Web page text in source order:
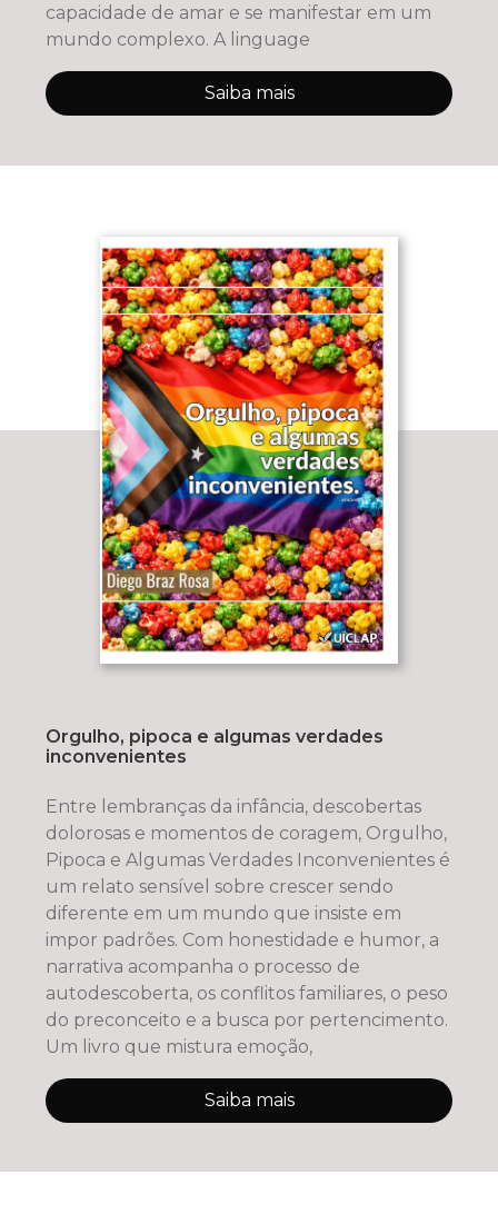
capacidade de amar e se manifestar em um
mundo complexo. A linguage
Saiba mais
Orgulho, pipoca e algumas verdades
inconvenientes
Entre lembranças da infância, descobertas
dolorosas e momentos de coragem, Orgulho,
Pipoca e Algumas Verdades Inconvenientes é
um relato sensível sobre crescer sendo
diferente em um mundo que insiste em
impor padrões. Com honestidade e humor, a
narrativa acompanha o processo de
autodescoberta, os conflitos familiares, o peso
do preconceito e a busca por pertencimento.
Um livro que mistura emoção,
Saiba mais